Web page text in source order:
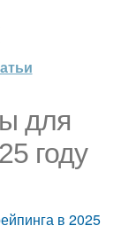
для
году
в 2025